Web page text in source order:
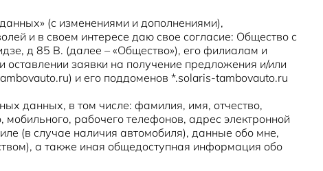
(с изменениями и дополнениями),
и в своем интересе даю свое согласие: Общество с
д 85 В. (далее – «Общество»), его филиалам и
заявки на получение предложения и/или
и его поддоменов *.solaris-tambovauto.ru
данных, в том числе: фамилия, имя, отчество,
рабочего телефонов, адрес электронной
(в случае наличия автомобиля), данные обо мне,
а также иная общедоступная информация обо